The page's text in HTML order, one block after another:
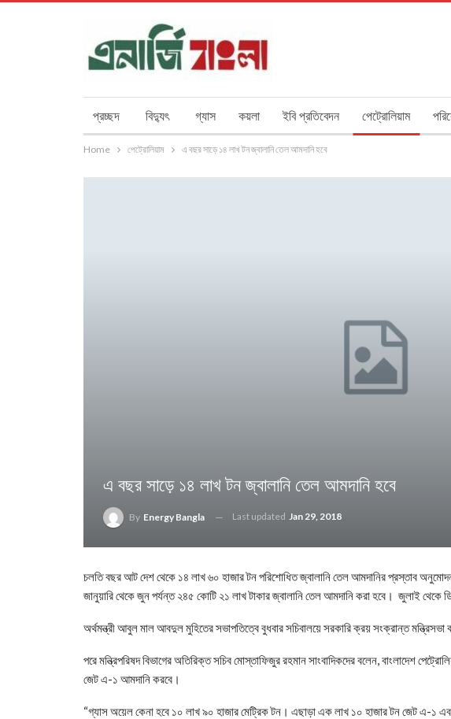
প্রচ্ছদ বিদ্যুৎ গ্যাস কয়লা ইবি প্রতিবেদন পেট্রোলিয়াম
Home পেট্রোলিয়াম এ বছর সাড়ে ১৪ লাখ টন জ্বালানি তেল আমদানি হবে
এ বছর সাড়ে ১৪ লাখ টন জ্বালানি তেল আমদানি হবে
By Energy Bangla Last updated Jan 29, 2018
চলতি বছর আট দেশ থেকে ১৪ লাখ ৬০ হাজার টন পরিশোধিত জ্বালানি তেল আমদানির প্রস্তাব
জানুয়ারি থেকে জুন পর্যন্ত ২৪৫ কোটি ২১ লাখ টাকার জ্বালানি তেল আমদানি করা হবে। জুলাই থেকে
অর্থমন্ত্রী আবুল মাল আবদুল ‍মুহিতের সভাপতিত্বে বুধবার সচিবালয়ে সরকারি ক্রয় সংক্রান্ত
পরে মন্ত্রিপরিষদ বিভাগের অতিরিক্ত সচিব মোস্তাফিজুর রহমান সাংবাদিকদের বলেন, বাংলাদেশ
জেট এ-১ আমদানি করবে।
“গ্যাস অয়েল কেনা হবে ১০ লাখ ৯০ হাজার মেট্রিক টন। এছাড়া এক লাখ ১০ হাজার টন জেট এ-১